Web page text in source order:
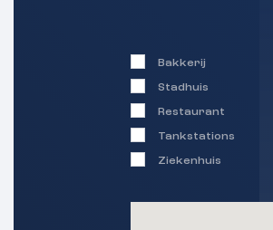
Bakkerij
Stadhuis
Restaurant
Tankstations
Ziekenhuis